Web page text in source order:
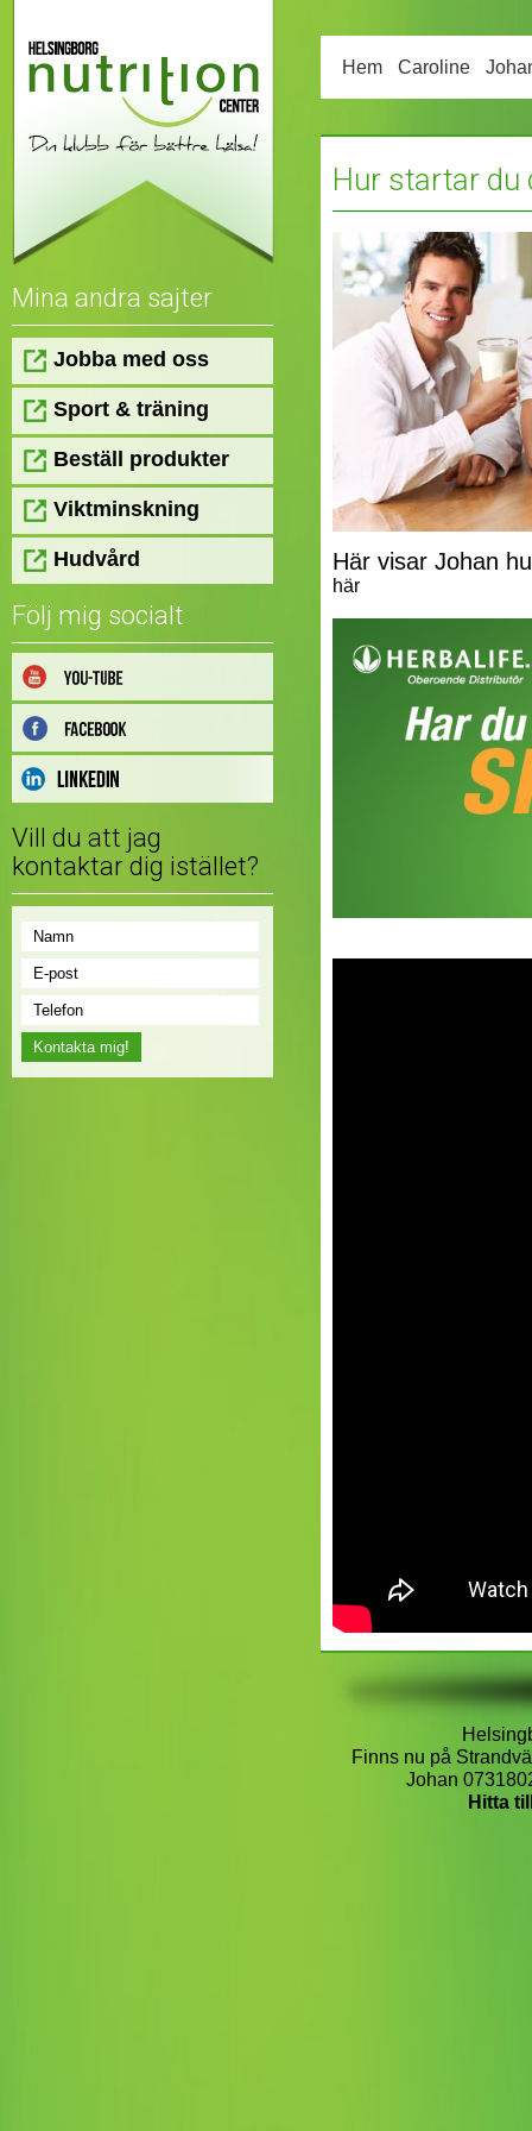
Mina andra sajter
Jobba med oss
Sport & träning
Beställ produkter
Viktminskning
Hudvård
Följ mig socialt
Vill du att jag
kontaktar dig istället?
Hem Caroline
Hur startar du
Här visar Johan
här
Finns nu på
Johan
Hitta